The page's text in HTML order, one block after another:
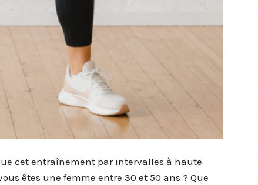
cet entraînement par intervalles à haute
êtes une femme entre 30 et 50 ans ? Que